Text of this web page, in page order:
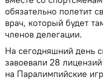
обязательно полетит
врач, который будет
членов делегации.
На сегодняшний день
завоевали 28
на Паралимпийские